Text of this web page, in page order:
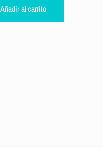
Añadir al carrito